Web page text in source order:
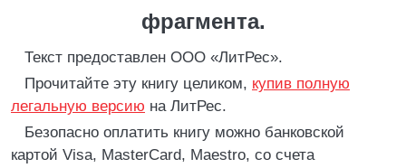
фрагмента.
Текст предоставлен ООО «ЛитРес».
Прочитайте эту книгу целиком, купив полную
легальную версию на ЛитРес.
Безопасно оплатить книгу можно банковской
картой Visa, MasterCard, Maestro, со счета